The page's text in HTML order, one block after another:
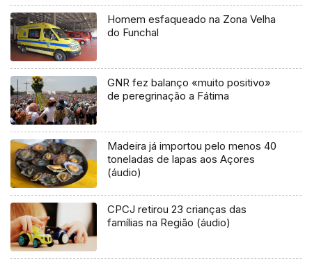
Homem esfaqueado na Zona Velha
do Funchal
GNR fez balanço «muito positivo»
de peregrinação a Fátima
Madeira já importou pelo menos 40
toneladas de lapas aos Açores
(áudio)
CPCJ retirou 23 crianças das
famílias na Região (áudio)